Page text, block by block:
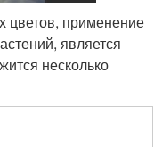
цветов, применение
является
несколько